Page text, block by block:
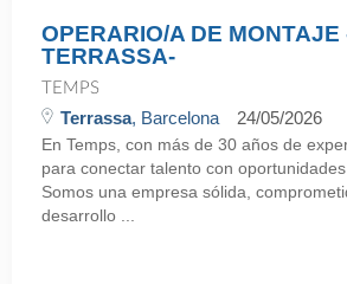
OPERARIO/A DE MONTAJE
TERRASSA-
TEMPS
Terrassa, Barcelona 24/05/2026
En Temps, con más de 30 años de
para conectar talento con
Somos una empresa sólida,
desarrollo ...